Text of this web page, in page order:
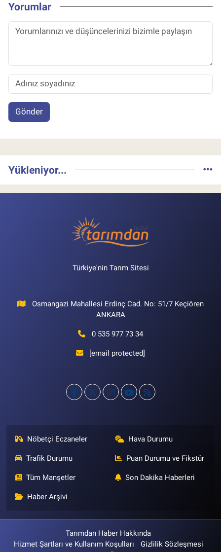
Yorumlar
Gönder
Yükleniyor...
Türkiye'nin Tarım Sitesi
Osmangazi Mahallesi Erdinç Cad. No: 51/7 Keçiören
ANKARA
0 535 977 73 34
[email protected]
Nöbetçi Eczaneler Hava Durumu
Trafik Durumu Puan Durumu ve Fikstür
Tüm Manşetler Son Dakika Haberleri
Haber Arşivi
Tarımdan Haber Hakkında
Hizmet Şartları ve Kullanım Koşulları
Gizlilik Sözleşmesi